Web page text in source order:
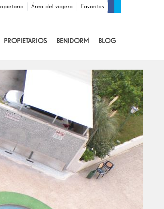
Favoritos
Área del viajero
PROPIETARIOS BENIDORM BLOG